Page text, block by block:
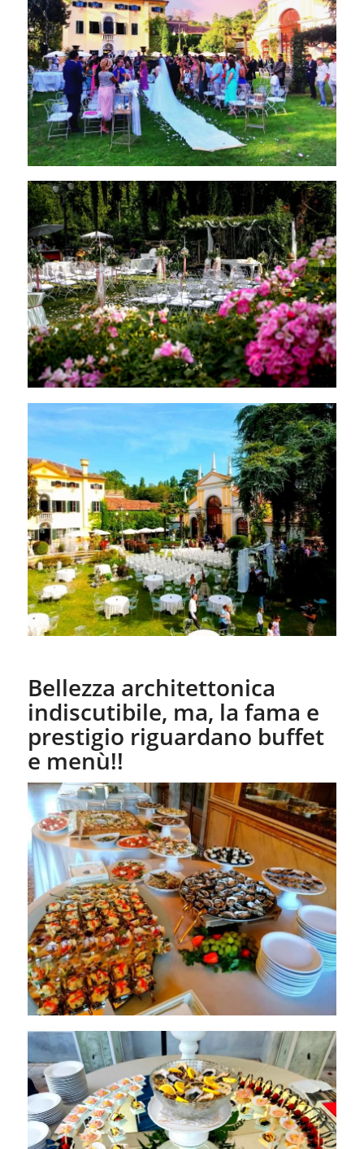
Bellezza architettonica
indiscutibile, ma, la fama e
prestigio riguardano buffet
e menù!!